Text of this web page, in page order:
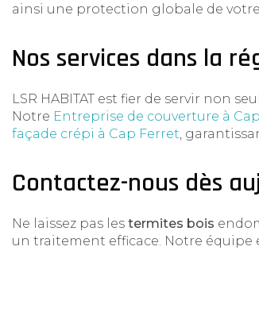
ainsi une protection globale de votre
Nos services dans la
LSR HABITAT est fier de servir non
Notre Entreprise de couverture à
façade crépi à Cap Ferret ,
Contactez-nous dès
Ne laissez pas les termites bois
un traitement efficace. Notre